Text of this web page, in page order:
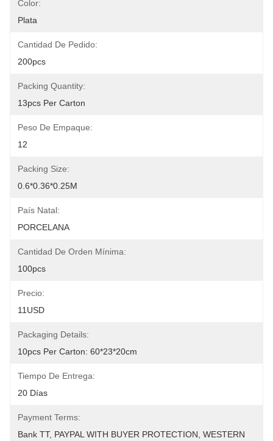
Color:
Plata
Cantidad De Pedido:
200pcs
Packing Quantity:
13pcs Per Carton
Peso De Empaque:
12
Packing Size:
0.6*0.36*0.25M
País Natal:
PORCELANA
Cantidad De Orden Mínima:
100pcs
Precio:
11USD
Packaging Details:
10pcs Per Carton: 60*23*20cm
Tiempo De Entrega:
20 Días
Payment Terms:
Bank TT, PAYPAL WITH BUYER PROTECTION, WESTERN